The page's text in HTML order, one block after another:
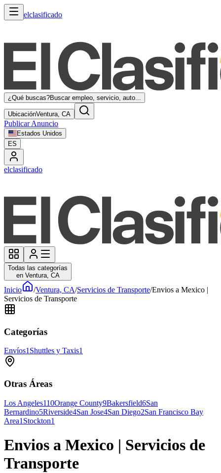
elclasificado
¿Qué buscas?Buscar empleo, servicio, auto...
UbicaciónVentura, CA
Publicar Anuncio
Estados Unidos
ES
elclasificado
Todas las categorías
en Ventura, CA
Inicio /Ventura, CA/Servicios de Transporte/Envios a Mexico |
Servicios de Transporte
Categorías
Envíos1Shuttles y Taxis1
Otras Áreas
Los Angeles110Orange County9Bakersfield6San
Bernardino5Riverside4San Jose4San Diego2San Francisco Bay
Area1 Stockton1
Envios a Mexico | Servicios de
Transporte